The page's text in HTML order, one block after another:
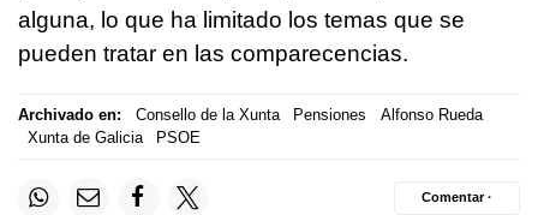
alguna, lo que ha limitado los temas que se
pueden tratar en las comparecencias.
Archivado en: Consello de la Xunta Pensiones
Alfonso Rueda
Xunta de Galicia
PSOE
Comentar ·